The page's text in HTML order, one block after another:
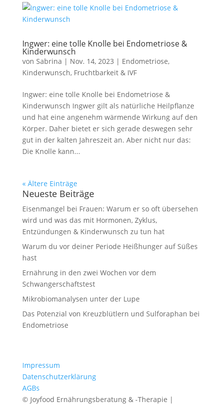
Ingwer: eine tolle Knolle bei Endometriose &
Kinderwunsch
von Sabrina | Nov. 14, 2023 | Endometriose,
Kinderwunsch, Fruchtbarkeit & IVF
Ingwer: eine tolle Knolle bei Endometriose &
Kinderwunsch Ingwer gilt als natürliche Heilpflanze
und hat eine angenehm wärmende Wirkung auf den
Körper. Daher bietet er sich gerade deswegen sehr
gut in der kalten Jahreszeit an. Aber nicht nur das:
Die Knolle kann...
« Ältere Einträge
Neueste Beiträge
Eisenmangel bei Frauen: Warum er so oft übersehen
wird und was das mit Hormonen, Zyklus,
Entzündungen & Kinderwunsch zu tun hat
Warum du vor deiner Periode Heißhunger auf Süßes
hast
Ernährung in den zwei Wochen vor dem
Schwangerschaftstest
Mikrobiomanalysen unter der Lupe
Das Potenzial von Kreuzblütlern und Sulforaphan bei
Endometriose
Impressum
Datenschutzerklärung
AGBs
© Joyfood Ernährungsberatung & -Therapie |